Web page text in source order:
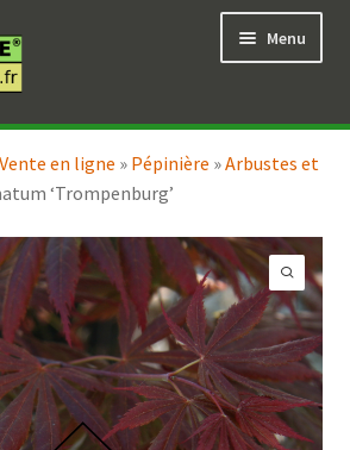
Menu
menu
Ouvrir
enfant
Vente en ligne » Pépinière »Arbustes et
‘Trompenburg’